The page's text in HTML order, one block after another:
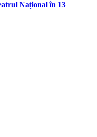
Național în 13